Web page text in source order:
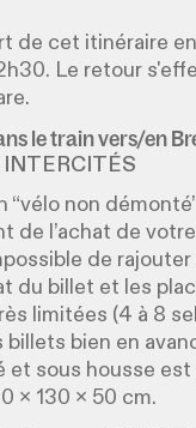
de cet itinéraire
Le retour
le train vers/en
INTERCITÉS
non
de l’achat de
de
du billet et les
limitées (4 à 8
bien en
et sous housse
x 130 x 50 cm.